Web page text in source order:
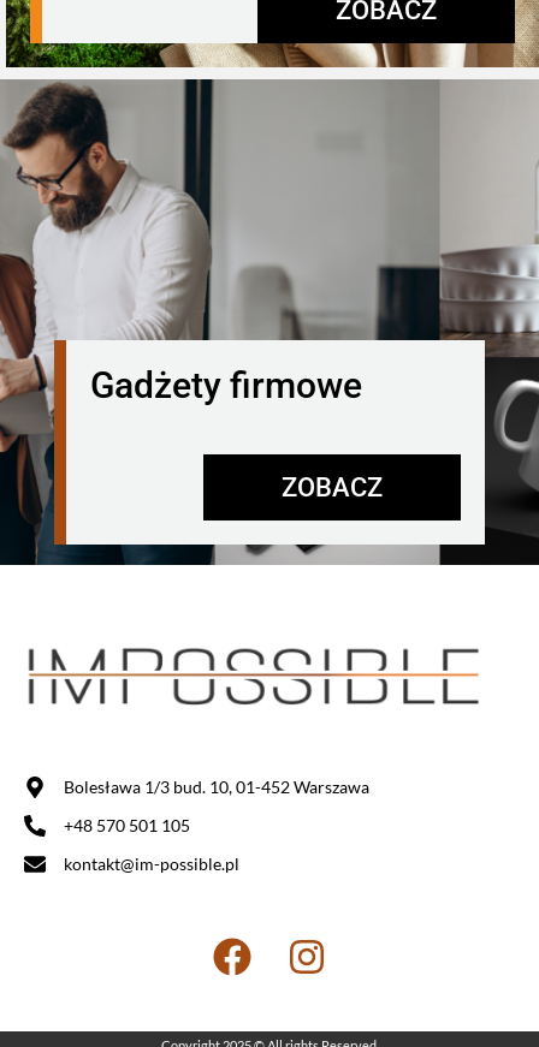
ZOBACZ
Gadżety firmowe
ZOBACZ
Bolesława 1/3 bud. 10, 01-452 Warszawa
+48 570 501 105
kontakt@im-possible.pl